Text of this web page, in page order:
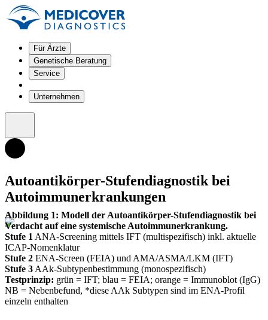
Für Ärzte
Genetische Beratung
Service
Unternehmen
Autoantikörper-Stufendiagnostik bei
Autoimmunerkrankungen
Abbildung 1: Modell der Autoantikörper-Stufendiagnostik bei
Verdacht auf eine systemische Autoimmunerkrankung.
Stufe 1 ANA-Screening mittels IFT (multispezifisch) inkl. aktuelle
ICAP-Nomenklatur
Stufe 2 ENA-Screen (FEIA) und AMA/ASMA/LKM (IFT)
Stufe 3 AAk-Subtypenbestimmung (monospezifisch)
Testprinzip: grün = IFT; blau = FEIA; orange = Immunoblot (IgG)
NB = Nebenbefund, *diese AAk Subtypen sind im ENA-Profil
einzeln enthalten